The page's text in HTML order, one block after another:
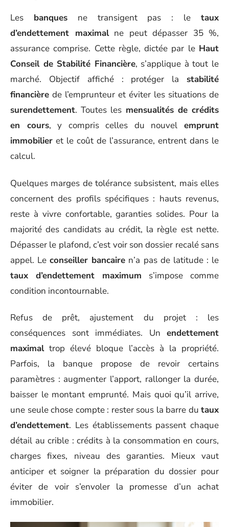
Les banquesne transigent pas : letaux
d’endettement maximalne peut dépasser 35 %,
assurance comprise. Cette règle, dictée par le Haut
Conseil de Stabilité Financière, s’applique à tout le
marché. Objectif affiché : protéger la stabilité
financière de l’emprunteur et éviter les situations de
surendettement. Toutes les mensualités de crédits
en cours, y compris celles du nouvelemprunt
immobilier et le coût de l’assurance, entrent dans le
calcul.
Quelques marges de tolérance subsistent, mais elles
concernent des profils spécifiques : hauts revenus,
reste à vivre confortable, garanties solides. Pour la
majorité des candidats au crédit, la règle est nette.
Dépasser le plafond, c’est voir son dossier recalé sans
appel. Leconseiller bancaire n’a pas de latitude : le
taux d’endettement maximum s’impose comme
condition incontournable.
Refus de prêt, ajustement du projet : les
conséquences sont immédiates. Un endettement
maximaltrop élevé bloque l’accès à la propriété.
Parfois, la banque propose de revoir certains
paramètres : augmenter l’apport, rallonger la durée,
baisser le montant emprunté. Mais quoi qu’il arrive,
une seule chose compte : rester sous la barre du taux
d’endettement. Les établissements passent chaque
détail au crible : crédits à la consommation en cours,
charges fixes, niveau des garanties. Mieux vaut
anticiper et soigner la préparation du dossier pour
éviter de voir s’envoler la promesse d’un achat
immobilier.